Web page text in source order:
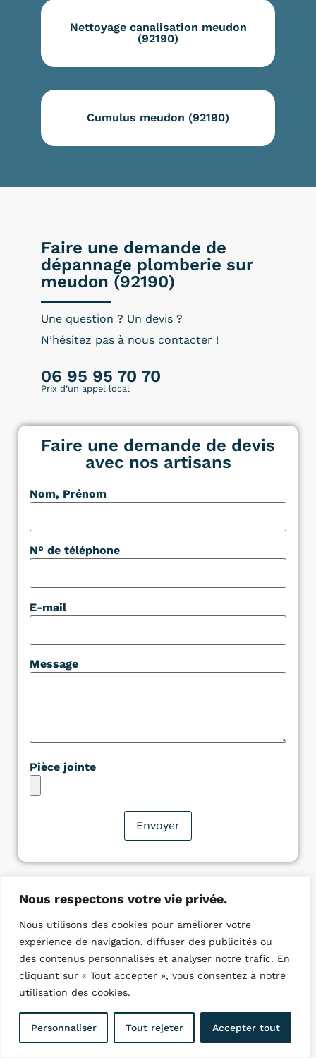
Nous respectons votre vie privée.
Nous utilisons des cookies pour améliorer votre
expérience de navigation, diffuser des publicités ou
des contenus personnalisés et analyser notre trafic. En
cliquant sur « Tout accepter », vous consentez à notre
utilisation des cookies.
Personnaliser Tout rejeter Accepter tout
Nettoyage canalisation meudon
(92190)
Cumulus meudon (92190)
Faire une demande de
dépannage plomberie sur
meudon (92190)
Une question ? Un devis ?
N’hésitez pas à nous contacter !
06 95 95 70 70
Prix d’un appel local
Faire une demande de devis
avec nos artisans
Nom, Prénom
N° de téléphone
E-mail
Message
Pièce jointe
Quelques villes ou nous
intervenons :
Plombier Boulogne-Billancourt
Plombier Nanterre
Plombier Courbevoie
Plombier Colombes